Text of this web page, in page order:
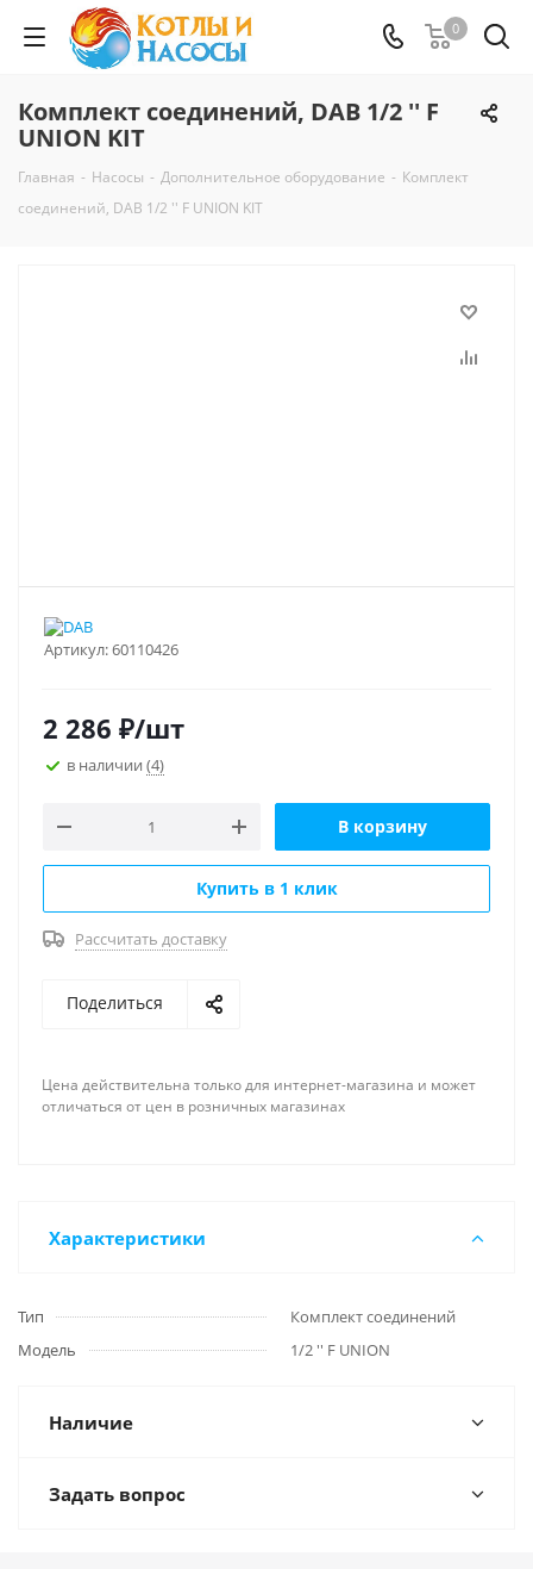
0
Комплект соединений, DAB 1/2 '' F
UNION KIT
Главная - Насосы - Дополнительное оборудование - Комплект
соединений, DAB 1/2 '' F UNION KIT
Артикул:60110426
2 286 ₽/шт
в наличии (4)
В корзину
Купить в 1 клик
Рассчитать доставку
Поделиться
Цена действительна только для интернет-магазина и может
отличаться от цен в розничных магазинах
Характеристики
Тип
Комплект соединений
Модель
1/2 '' F UNION
Наличие
Задать вопрос